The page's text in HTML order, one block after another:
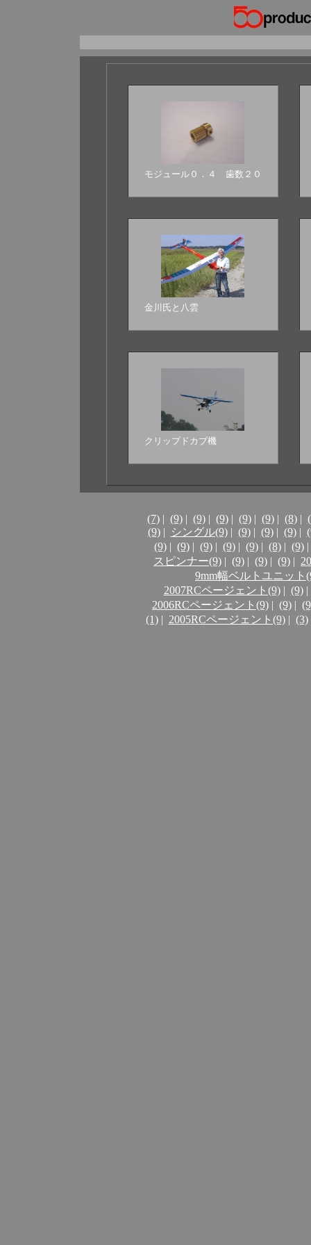
モジュール０．４ 歯数２０
金川氏と八雲
クリップドカブ機
(7) | (9) | (9) | (9) | (9) | (9) | (8) |
(9) | シングル(9) | (9) | (9) | (9) |
(9) | (9) | (9) | (9) | (9) | (8) | (9) |
スピンナー(9) | (9) | (9) | (9) |
9mm幅ベルトユニット
2007RCページェント(9) | (9) |
2006RCページェント(9) | (9) |
(1) | 2005RCページェント(9) | (3)